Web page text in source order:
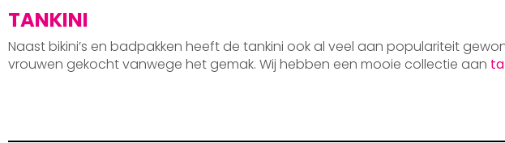
TANKINI
Naast bikini’s en badpakken heeft de tankini ook al veel aan populariteit
vrouwen gekocht vanwege het gemak. Wij hebben een mooie collectie aan